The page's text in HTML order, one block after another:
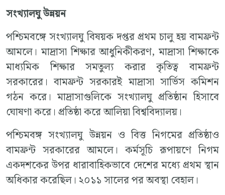
সংখ্যালঘু উন্নয়ন
পশ্চিমবঙ্গে সংখ্যালঘু বিষয়ক দপ্তর প্রথম চালু হয় বামফ্রন্ট
আমলে। মাদ্রাসা শিক্ষার আধুনিকীকরণ, মাদ্রাসা শিক্ষাকে
মাধ্যমিক শিক্ষার সমতুল্য করার কৃতিত্ব বামফ্রন্ট
সরকারের। বামফ্রন্ট সরকারই মাদ্রাসা সার্ভিস কমিশন
গঠন করে। মাদ্রাসাগুলিকে সংখ্যালঘু প্রতিষ্ঠান হিসাবে
ঘোষণা করে। প্রতিষ্ঠা করে আলিয়া বিশ্ববিদ্যালয়।
পশ্চিমবঙ্গ সংখ্যালঘু উন্নয়ন ও বিত্ত নিগমের প্রতিষ্ঠাও
বামফ্রন্ট সরকারের আমলে। কর্মসূচি রূপায়ণে নিগম
একদশকের উপর ধারাবাহিকভাবে দেশের মধ্যে প্রথম স্থান
অধিকার করেছিল। ২০১১ সালের পর অবস্থা বেহাল।